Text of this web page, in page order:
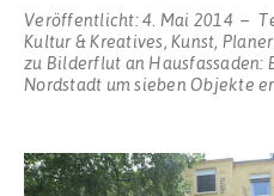
Veröffentlicht:4. Mai 2014
Kultur & Kreatives, Kunst,
zu Bilderflut an Hausfassaden:
Nordstadt um sieben Objekte